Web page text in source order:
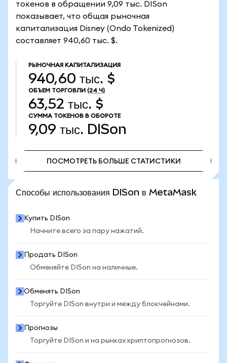
токенов в обращении 9,09 тыс. DISon
показывает, что общая рыночная
капитализация Disney (Ondo Tokenized)
составляет 940,60 тыс. $.
РЫНОЧНАЯ КАПИТАЛИЗАЦИЯ
940,60 тыс. $
ОБЪЕМ ТОРГОВЛИ (24 Ч)
63,52 тыс. $
СУММА ТОКЕНОВ В ОБОРОТЕ
9,09 тыс. DISon
ПОСМОТРЕТЬ БОЛЬШЕ СТАТИСТИКИ
Способы использования DISon в MetaMask
Купить DISon
Начните всего за пару нажатий.
Продать DISon
Обменяйте DISon на наличные.
Обменять DISon
Торгуйте DISon внутри и между блокчейнами.
Прогнозы
Торгуйте DISon и на рынках криптопрогнозов.